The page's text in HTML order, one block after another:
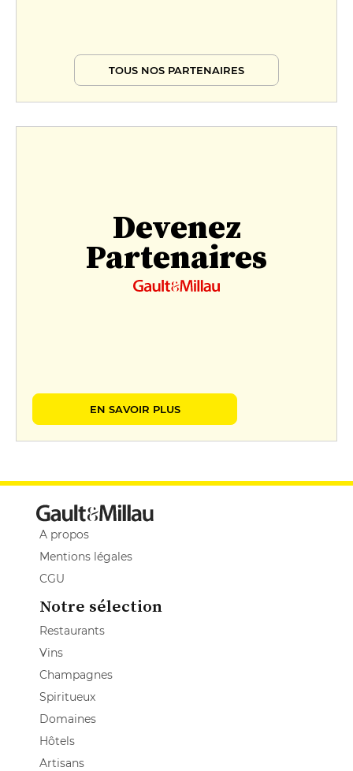
TOUS NOS PARTENAIRES
Devenez
Partenaires
EN SAVOIR PLUS
A propos
Mentions légales
CGU
Notre sélection
Restaurants
Vins
Champagnes
Spiritueux
Domaines
Hôtels
Artisans